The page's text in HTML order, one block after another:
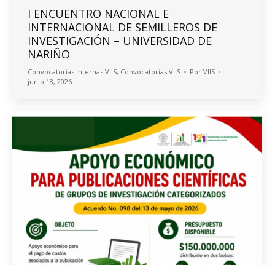
I ENCUENTRO NACIONAL E
INTERNACIONAL DE SEMILLEROS DE
INVESTIGACIÓN – UNIVERSIDAD DE
NARIÑO
Convocatorias Internas VIIS, Convocatorias VIIS Por VIIS
junio 18, 2026